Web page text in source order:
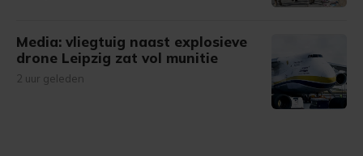
Media: vliegtuig naast explosieve
drone Leipzig zat vol munitie
2 uur geleden